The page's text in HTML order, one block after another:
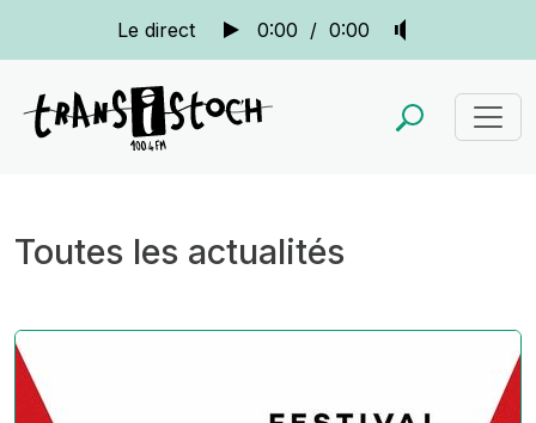
Le direct 0:00 / 0:00
Toutes les actualités